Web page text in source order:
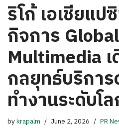
ริโก้ เอเชียแป
กิจการ
Multimedia
กลยุทธ์บริกา
ทำงานระดับโ
bykrapalm June 2, 2026 PR